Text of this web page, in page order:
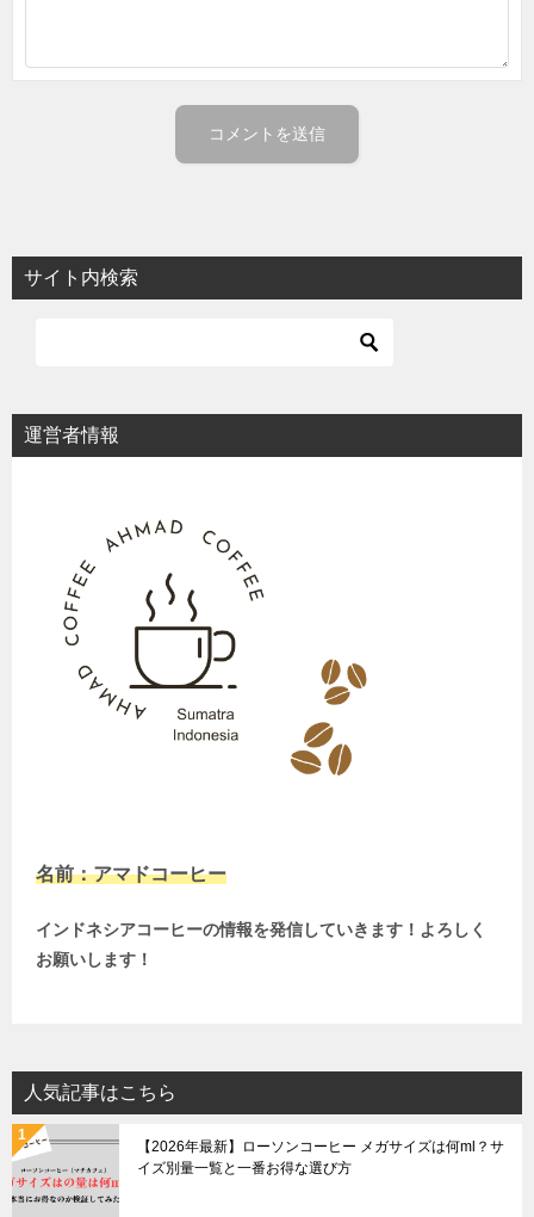
サイト内検索
運営者情報
名前：アマドコーヒー
インドネシアコーヒーの情報を発信していきます！よろしく
お願いします！
人気記事はこちら
【2026年最新】ローソンコーヒー メガサイズは何ml？サ
イズ別量一覧と一番お得な選び方